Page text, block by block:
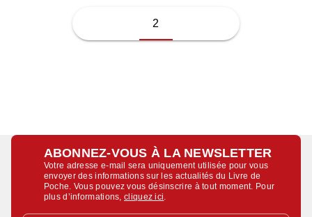
2
ABONNEZ-VOUS À LA NEWSLETTER
Votre adresse e-mail sera uniquement utilisée pour vous
envoyer des informations sur les actualités du Livre de
Poche. Vous pouvez vous désinscrire à tout moment. Pour
plus d’informations,cliquez ici